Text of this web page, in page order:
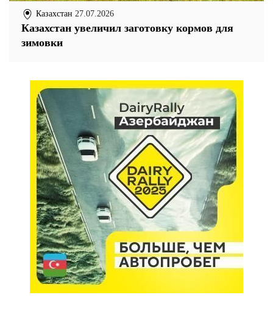
Казахстан 27.07.2026
Казахстан увеличил заготовку кормов для
зимовки